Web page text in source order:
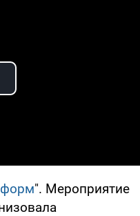
Video
". Мероприятие